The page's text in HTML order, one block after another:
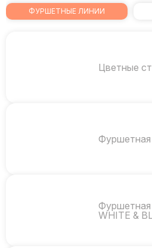
ФУРШЕТНЫЕ ЛИНИИ
Цветные
Фуршетная
Фуршетная
WHITE &